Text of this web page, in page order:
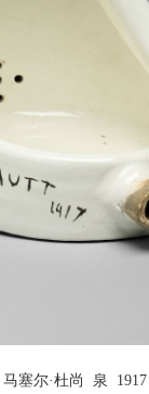
马塞尔·杜尚 泉 1917